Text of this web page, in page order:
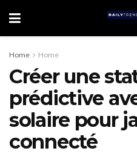
Home Home
Créer une
prédictive
solaire pour
connecté